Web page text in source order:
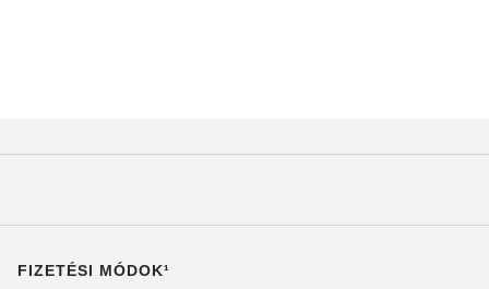
FIZETÉSI MÓDOK¹